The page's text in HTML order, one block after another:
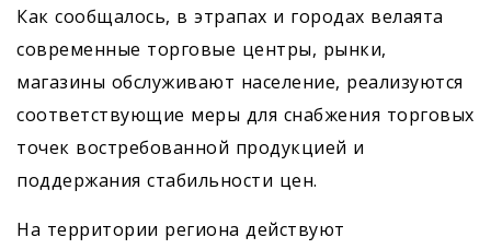
Как сообщалось, в этрапах и городах велаята
современные торговые цент­ры, рынки,
магазины обслуживают население, реализуются
соответствующие меры для снабжения торговых
точек востребованной продукцией и
поддержания стабильности цен.
На территории региона действуют